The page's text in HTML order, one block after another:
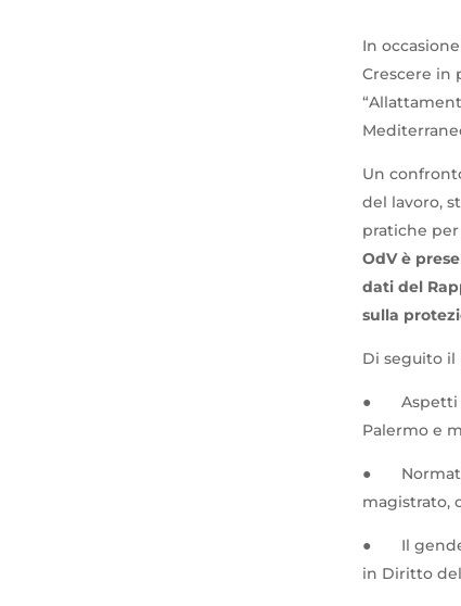
In
Crescere in
Un
del lavoro,
pratiche
OdV è
dati del
sulla
Di seguito
●
Aspetti
Palermo e
●
magistrato,
●
Il
in Diritto